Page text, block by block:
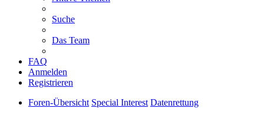
Suche
Das Team
FAQ
Anmelden
Registrieren
Foren-Übersicht Special Interest Datenrettung